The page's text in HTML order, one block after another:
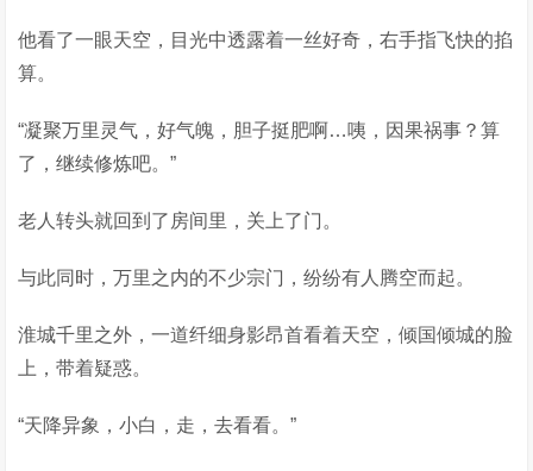
他看了一眼天空，目光中透露着一丝好奇，右手指飞快的掐
算。
“凝聚万里灵气，好气魄，胆子挺肥啊…咦，因果祸事？算
了，继续修炼吧。”
老人转头就回到了房间里，关上了门。
与此同时，万里之内的不少宗门，纷纷有人腾空而起。
淮城千里之外，一道纤细身影昂首看着天空，倾国倾城的脸
上，带着疑惑。
“天降异象，小白，走，去看看。”